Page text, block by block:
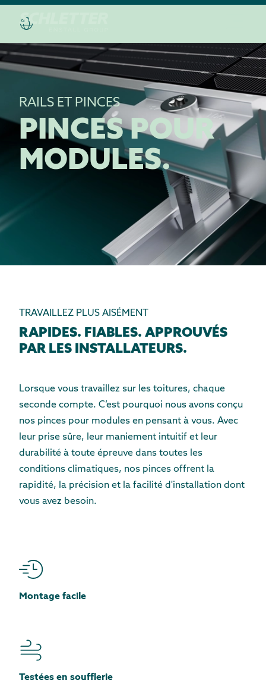
RAILS ET PINCES
PINCES POUR
MODULES.
TRAVAILLEZ PLUS AISÉMENT
RAPIDES. FIABLES. APPROUVÉS
PAR LES INSTALLATEURS.
Lorsque vous travaillez sur les toitures, chaque
seconde compte. C’est pourquoi nous avons conçu
nos pinces pour modules en pensant à vous. Avec
leur prise sûre, leur maniement intuitif et leur
durabilité à toute épreuve dans toutes les
conditions climatiques, nos pinces offrent la
rapidité, la précision et la facilité d'installation dont
vous avez besoin.
Montage facile
Testées en soufflerie